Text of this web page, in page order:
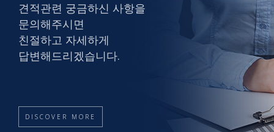
견적관련 궁금하신 사항을
문의해주시면
친절하고 자세하게
답변해드리겠습니다.
DISCOVER MORE